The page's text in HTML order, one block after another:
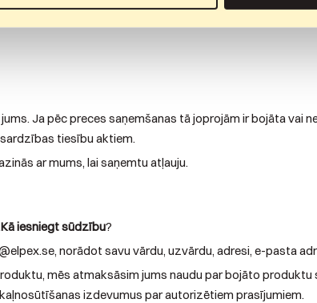
rēķinu vai sazināties ar Klarna, lai pagarinātu apmaksas
Ja pēc preces saņemšanas tā joprojām ir bojāta vai
tiesību aktiem.
ar mums, lai saņemtu atļauju.
Kā iesniegt sūdzību?
norādot savu vārdu, uzvārdu, adresi, e-pasta
mēs atmaksāsim jums naudu par bojāto produktu
izdevumus par autorizētiem prasījumiem.